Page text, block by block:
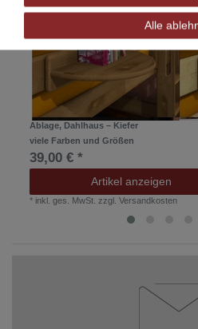
Ablage, Dahlhaus – Kiefer
viele Farben und Größen
39,00 € *
Artikel anzeigen
* inkl. ges. MwSt. zzgl.Versandkosten
Alle